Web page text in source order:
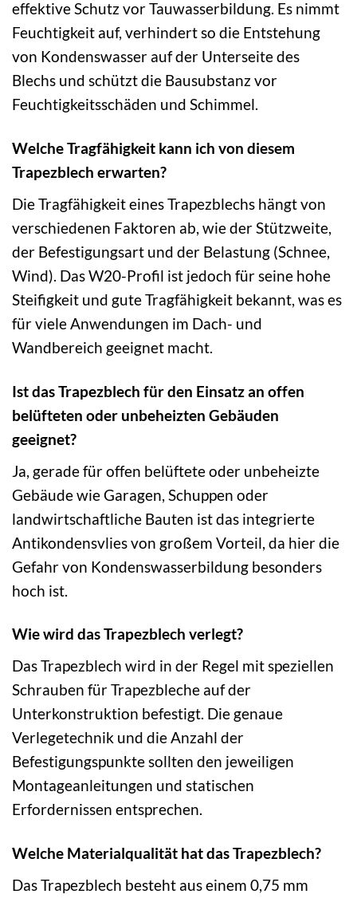
effektive Schutz vor Tauwasserbildung. Es nimmt
Feuchtigkeit auf, verhindert so die Entstehung
von Kondenswasser auf der Unterseite des
Blechs und schützt die Bausubstanz vor
Feuchtigkeitsschäden und Schimmel.
Welche Tragfähigkeit kann ich von diesem
Trapezblech erwarten?
Die Tragfähigkeit eines Trapezblechs hängt von
verschiedenen Faktoren ab, wie der Stützweite,
der Befestigungsart und der Belastung (Schnee,
Wind). Das W20-Profil ist jedoch für seine hohe
Steifigkeit und gute Tragfähigkeit bekannt, was es
für viele Anwendungen im Dach- und
Wandbereich geeignet macht.
Ist das Trapezblech für den Einsatz an offen
belüfteten oder unbeheizten Gebäuden
geeignet?
Ja, gerade für offen belüftete oder unbeheizte
Gebäude wie Garagen, Schuppen oder
landwirtschaftliche Bauten ist das integrierte
Antikondensvlies von großem Vorteil, da hier die
Gefahr von Kondenswasserbildung besonders
hoch ist.
Wie wird das Trapezblech verlegt?
Das Trapezblech wird in der Regel mit speziellen
Schrauben für Trapezbleche auf der
Unterkonstruktion befestigt. Die genaue
Verlegetechnik und die Anzahl der
Befestigungspunkte sollten den jeweiligen
Montageanleitungen und statischen
Erfordernissen entsprechen.
Welche Materialqualität hat das Trapezblech?
Das Trapezblech besteht aus einem 0,75 mm